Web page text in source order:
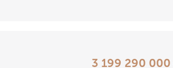
3 199 290 000